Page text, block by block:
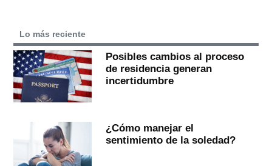
Lo más reciente
Posibles cambios al proceso
de residencia generan
incertidumbre
¿Cómo manejar el
sentimiento de la soledad?